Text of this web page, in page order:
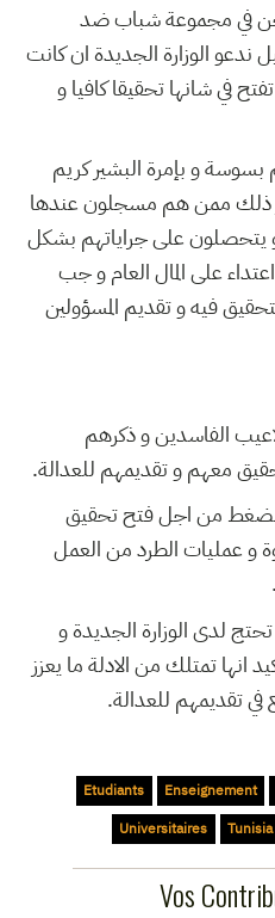
في مجموعة شباب ضد
ندعو الوزارة الجديدة ان كانت
في شانها تحقيقا كافيا و
بسوسة و بإمرة البشير كريم
ذلك ممن هم مسجلون عندها
و يتحصلون على جراياتهم بشكل
على المال العام و جب
فيه و تقديم المسؤولين
الفاسدين و ذكرهم
معهم و تقديمهم للعدالة.
الضغط من اجل فتح تحقيق
و عمليات الطرد من العمل
لدى الوزارة الجديدة و
تمتلك من الادلة ما يعزز
تقديمهم للعدالة.
Enseignement
Etudiants
Tunisia
Universitaires
Vos